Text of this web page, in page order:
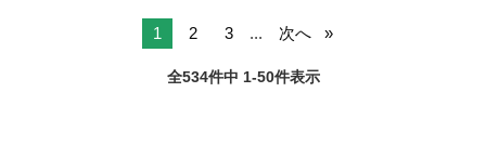
1 2 3 ... 次へ
全534件中 1-50件表示